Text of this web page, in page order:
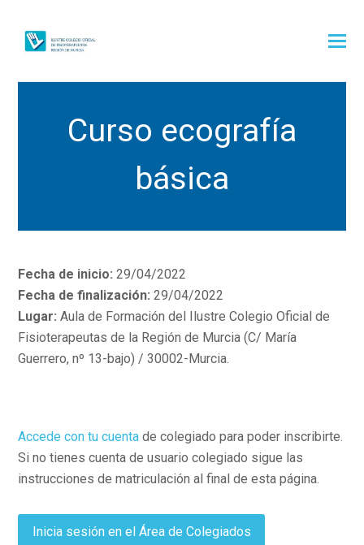
Curso ecografía
básica
Fecha de inicio: 29/04/2022
Fecha de finalización: 29/04/2022
Lugar: Aula de Formación del Ilustre Colegio Oficial de
Fisioterapeutas de la Región de Murcia (C/ María
Guerrero, nº 13-bajo) / 30002-Murcia.
Accede con tu cuenta de colegiado para poder inscribirte.
Si no tienes cuenta de usuario colegiado sigue las
instrucciones de matriculación al final de esta página.
Inicia sesión en el Área de Colegiados